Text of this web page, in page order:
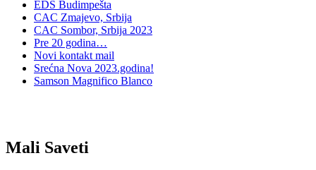
EDS Budimpešta
CAC Zmajevo, Srbija
CAC Sombor, Srbija 2023
Pre 20 godina…
Novi kontakt mail
Srećna Nova 2023.godina!
Samson Magnifico Blanco
Mali Saveti